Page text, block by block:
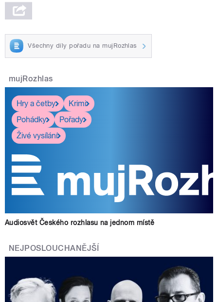
Všechny díly pořadu na mujRozhlas
mujRozhlas
Hry a četby
Krimi
Pohádky
Pořady
Živé vysílání
Audiosvět Českého rozhlasu na jednom místě
NEJPOSLOUCHANĚJŠÍ